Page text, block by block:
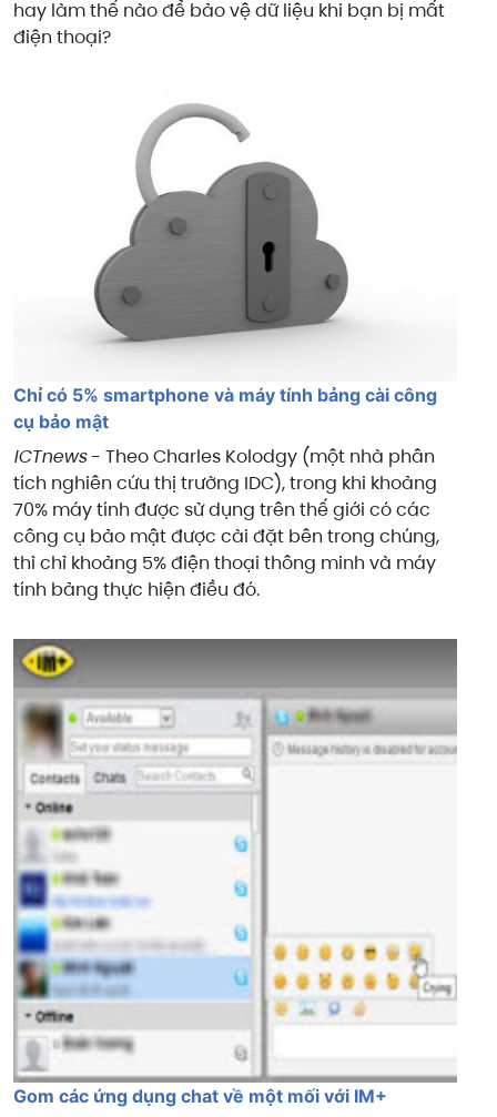
hay làm thế nào để bảo vệ dữ liệu khi bạn bị mất
điện thoại?
Chỉ có 5% smartphone và máy tính bảng cài công
cụ bảo mật
ICTnews- Theo Charles Kolodgy (một nhà phân
tích nghiên cứu thị trường IDC), trong khi khoảng
70% máy tính được sử dụng trên thế giới có các
công cụ bảo mật được cài đặt bên trong chúng,
thì chỉ khoảng 5% điện thoại thông minh và máy
tính bảng thực hiện điều đó.
Gom các ứng dụng chat về một mối với IM+